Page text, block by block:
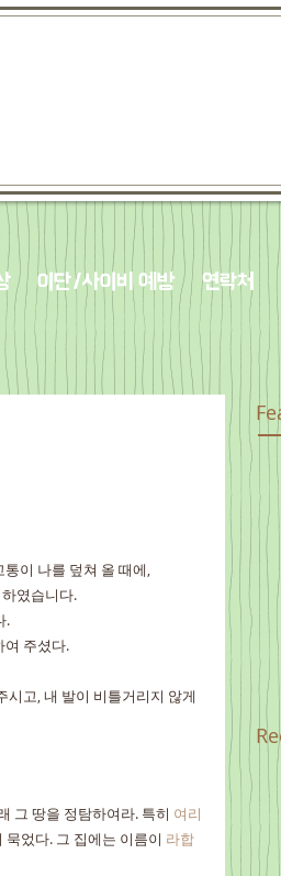
이단/사이비 예방 연락처
이 나를 덮쳐 올 때에,
였습니다.
.
여 주셨다.
시고, 내 발이 비틀거리지 않게
그 땅을 정탐하여라. 특히 여리
었다. 그 집에는 이름이 라합